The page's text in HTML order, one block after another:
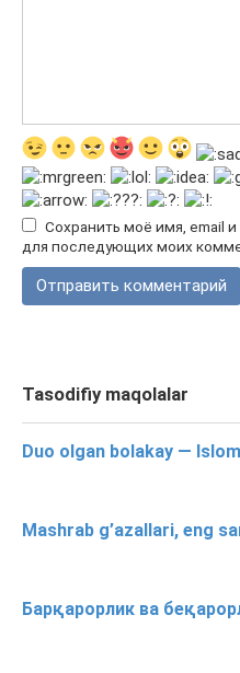
Сохранить моё имя, email
для последующих моих
Tasodifiy maqolalar
Duo olgan bolakay —
Mashrab g’azallari, eng
Барқарорлик ва